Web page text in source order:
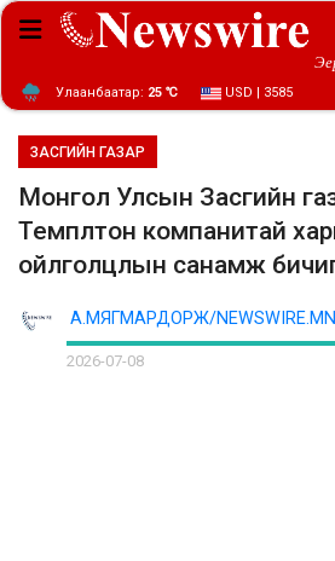
Улаанбаатар: 25 ℃ USD | 3585
ЗАСГИЙН ГАЗАР
Монгол Улсын Засгийн
Темплтон компанитай
ойлголцлын санамж
А.МЯГМАРДОРЖ/NEWSWIRE.MN
2026-07-08